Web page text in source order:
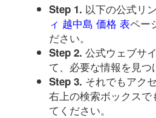
Step 1. 以下の公式リ
ィ 越中島 価格 表ペー
ださい。
Step 2. 公式ウェブサ
て、必要な情報を見つ
Step 3. それでもアク
右上の検索ボックス
てください。